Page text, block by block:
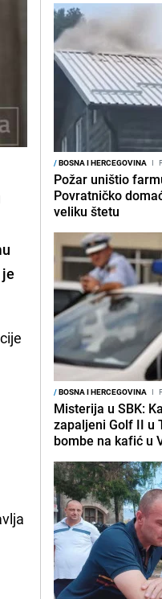
/BOSNA I HERCEGOVINA I
Požar uništio
Povratničko
veliku štetu
/BOSNA I HERCEGOVINA I
Misterija u SBK:
zapaljeni Golf II u
bombe na kafić u